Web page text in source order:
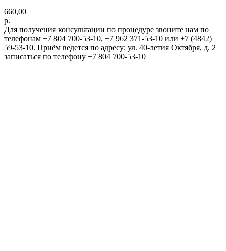
660,00
р.
Для получения консультации по процедуре звоните нам по
телефонам +7 804 700-53-10, +7 962 371-53-10 или +7 (4842)
59-53-10. Приём ведется по адресу: ул. 40-летия Октября, д. 2
записаться по телефону +7 804 700-53-10